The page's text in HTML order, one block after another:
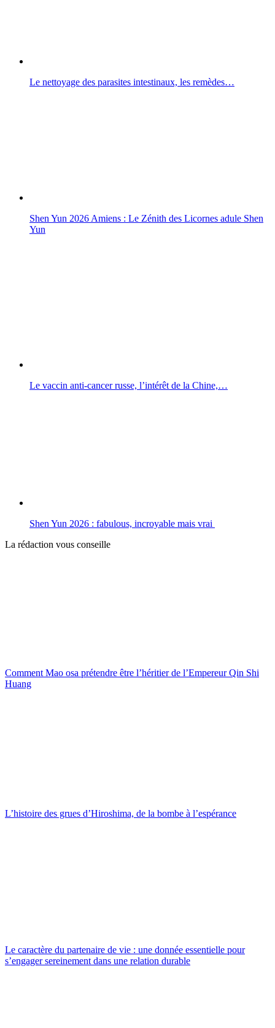
Le nettoyage des parasites intestinaux, les remèdes…
Shen Yun 2026 Amiens : Le Zénith des Licornes adule Shen
Yun
Le vaccin anti-cancer russe, l’intérêt de la Chine,…
Shen Yun 2026 : fabulous, incroyable mais vrai
La rédaction vous conseille
Comment Mao osa prétendre être l’héritier de l’Empereur Qin Shi
Huang
L’histoire des grues d’Hiroshima, de la bombe à l’espérance
Le caractère du partenaire de vie : une donnée essentielle pour
s’engager sereinement dans une relation durable